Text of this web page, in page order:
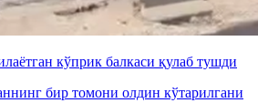
кўприк балкаси қулаб тушди
бир томони олдин кўтарилгани